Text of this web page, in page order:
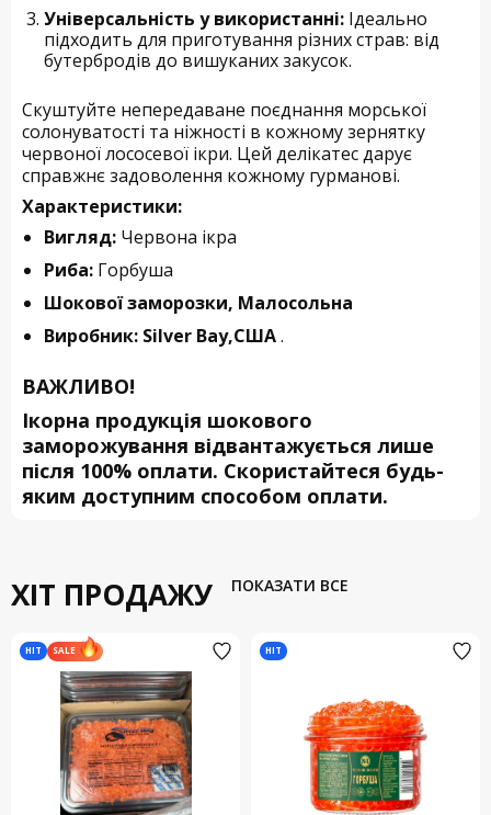
Універсальність у використанні: Ідеально
підходить для приготування різних страв: від
бутербродів до вишуканих закусок.
Скуштуйте непередаване поєднання морської
солонуватості та ніжності в кожному зернятку
червоної лососевої ікри. Цей делікатес дарує
справжнє задоволення кожному гурманові.
Характеристики:
Вигляд: Червона ікра
Риба: Горбуша
Шокової заморозки, Малосольна
Виробник: Silver Bay,США.
ВАЖЛИВО!
Ікорна продукція шокового
заморожування відвантажується лише
після 100% оплати. Скористайтеся будь-
яким доступним способом оплати.
ХІТ ПРОДАЖУ ПОКАЗАТИ ВСЕ
HIT SALE HIT